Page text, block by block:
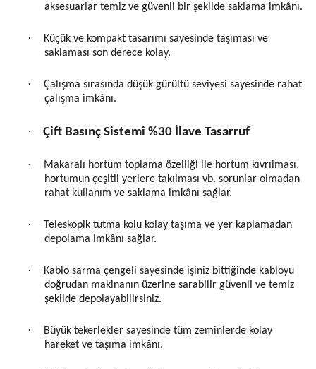
aksesuarlar temiz ve güvenli bir şekilde saklama imkânı.
·
Küçük ve kompakt tasarımı sayesinde taşıması ve
saklaması son derece kolay.
·
Çalışma sırasında düşük gürültü seviyesi sayesinde rahat
çalışma imkânı.
· Çift Basınç Sistemi %30 İlave Tasarruf
·
Makaralı hortum toplama özelliği ile hortum kıvrılması,
hortumun çeşitli yerlere takılması vb. sorunlar olmadan
rahat kullanım ve saklama imkânı sağlar.
·
Teleskopik tutma kolu kolay taşıma ve yer kaplamadan
depolama imkânı sağlar.
·
Kablo sarma çengeli sayesinde işiniz bittiğinde kabloyu
doğrudan makinanın üzerine sarabilir güvenli ve temiz
şekilde depolayabilirsiniz.
·
Büyük tekerlekler sayesinde tüm zeminlerde kolay
hareket ve taşıma imkânı.